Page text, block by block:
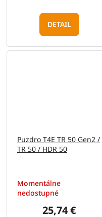
DETAIL
Puzdro T4E TR 50 Gen2 /
TR 50 / HDR 50
Momentálne
nedostupné
25,74 €